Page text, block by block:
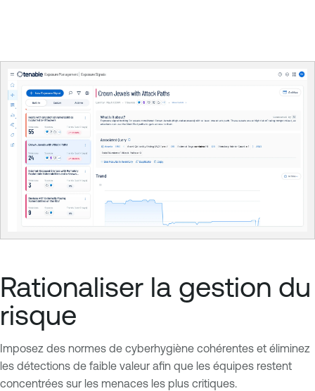
Rationaliser la gestion du
risque
Imposez des normes de cyberhygiène cohérentes et éliminez
les détections de faible valeur afin que les équipes restent
concentrées sur les menaces les plus critiques.